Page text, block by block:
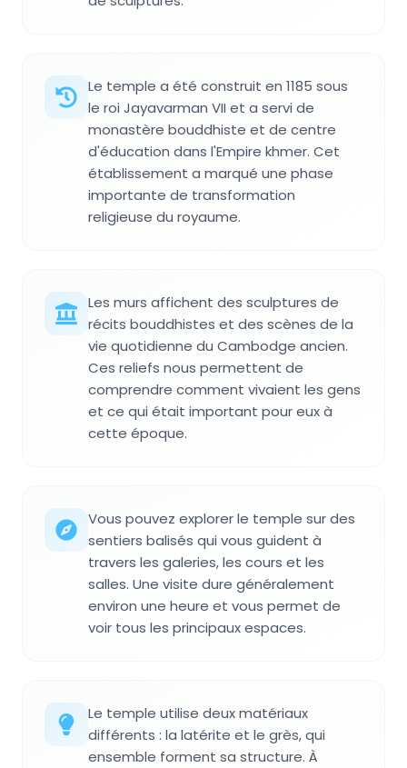
Le temple a été construit en 1185 sous
le roi Jayavarman VII et a servi de
monastère bouddhiste et de centre
d'éducation dans l'Empire khmer. Cet
établissement a marqué une phase
importante de transformation
religieuse du royaume.
Les murs affichent des sculptures de
récits bouddhistes et des scènes de la
vie quotidienne du Cambodge ancien.
Ces reliefs nous permettent de
comprendre comment vivaient les gens
et ce qui était important pour eux à
cette époque.
Vous pouvez explorer le temple sur des
sentiers balisés qui vous guident à
travers les galeries, les cours et les
salles. Une visite dure généralement
environ une heure et vous permet de
voir tous les principaux espaces.
Le temple utilise deux matériaux
différents : la latérite et le grès, qui
ensemble forment sa structure. À